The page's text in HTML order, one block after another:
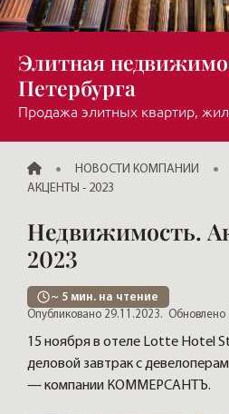
Элитная
Петербурга
Продажа элитных квартир,
ГЛАВНАЯНОВОСТИ КОМПАНИИ
АКЦЕНТЫ - 2023
Недвижимость.
2023
~ 5 мин. на чтение
Опубликовано 29.11.2023. Обновлено
15 ноября в отеле Lotte Hotel
деловой завтрак с
— компании КОММЕРСАНТЪ.